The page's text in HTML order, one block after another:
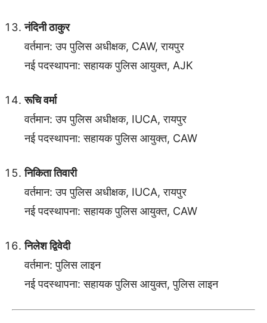
नंदिनी ठाकुर
वर्तमान: उप पुलिस अधीक्षक, CAW, रायपुर
नई पदस्थापना: सहायक पुलिस आयुक्त, AJK
रूचि वर्मा
वर्तमान: उप पुलिस अधीक्षक, IUCA, रायपुर
नई पदस्थापना: सहायक पुलिस आयुक्त, CAW
निकिता तिवारी
वर्तमान: उप पुलिस अधीक्षक, IUCA, रायपुर
नई पदस्थापना: सहायक पुलिस आयुक्त, CAW
निलेश द्विवेदी
वर्तमान: पुलिस लाइन
नई पदस्थापना: सहायक पुलिस आयुक्त, पुलिस लाइन